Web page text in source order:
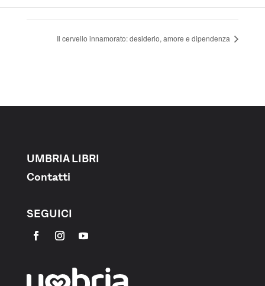
Il cervello innamorato: desiderio, amore e dipendenza
UMBRIA LIBRI
Contatti
SEGUICI